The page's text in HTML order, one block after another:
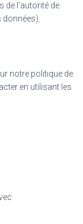
de l’autorité de
notre politique de
en utilisant les